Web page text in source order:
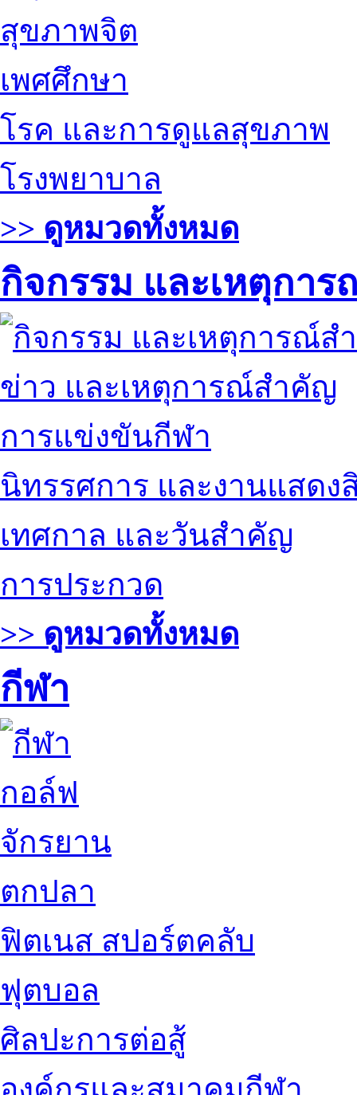
สุขภาพจิต
เพศศึกษา
โรค และการดูแลสุขภาพ
โรงพยาบาล
>> ดูหมวดทั้งหมด
กิจกรรม และเหตุกา
ข่าว และเหตุการณ์สำคัญ
การแข่งขันกีฬา
นิทรรศการ และงานแสดง
เทศกาล และวันสำคัญ
การประกวด
>> ดูหมวดทั้งหมด
กีฬา
กอล์ฟ
จักรยาน
ตกปลา
ฟิตเนส สปอร์ตคลับ
ฟุตบอล
ศิลปะการต่อสู้